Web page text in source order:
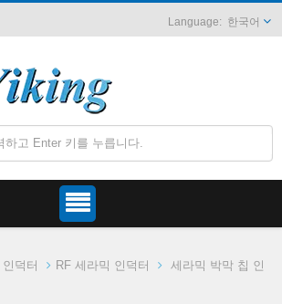
한국어
인덕터 RF 세라믹 인덕터
세라믹 박막 칩 인